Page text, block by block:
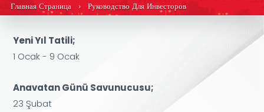
Главная Страница › Руководство Для Инвесторов
Yeni Yıl Tatili;
1 Ocak - 9 Ocak
Anavatan Günü Savunucusu;
23 Şubat